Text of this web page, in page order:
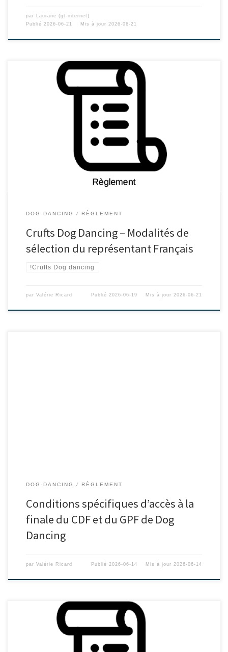
par Laurane (gt-internet)
Publié 2026-06-21 Mis à jour 2026-06-21
DOG-DANCING RÈGLEMENT
Crufts Dog Dancing – Modalités de
sélection du représentant Français
!Crufts Dog dancing
par Valérie Ricard Publié2026-06-19 Mis à jour2026-06-21
DOG-DANCING RÈGLEMENT
Conditions spécifiques d’accès à la
finale du CDF et du GPF de Dog
Dancing
par Valérie Ricard Publié 2026-06-14 Mis à jour 2026-06-14